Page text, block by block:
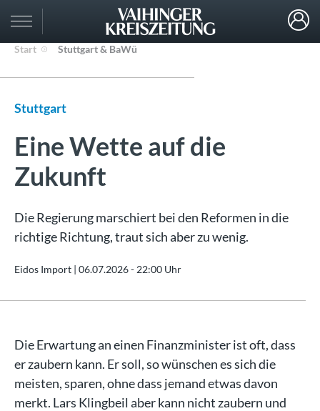
Start Stuttgart & BaWü
Stuttgart
Eine Wette auf die
Zukunft
Die Regierung marschiert bei den Reformen in die
richtige Richtung, traut sich aber zu wenig.
Eidos Import | 06.07.2026 - 22:00 Uhr
Die Erwartung an einen Finanzminister ist oft, dass
er zaubern kann. Er soll, so wünschen es sich die
meisten, sparen, ohne dass jemand etwas davon
merkt. Lars Klingbeil aber kann nicht zaubern und